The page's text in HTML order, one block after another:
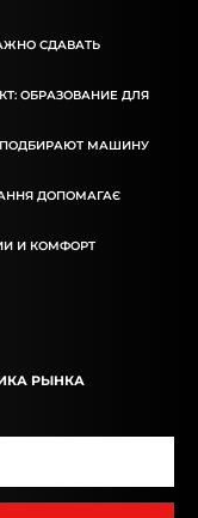
СДАВАТЬ
ОБРАЗОВАНИЕ ДЛЯ
ПОДБИРАЮТ МАШИНУ
ДОПОМАГАЄ
И КОМФОРТ
РЫНКА